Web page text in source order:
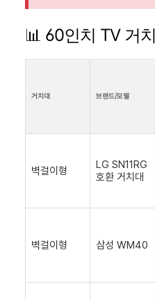
📊 60인치 TV 거
거치대 브랜드/모델
벽걸이형
LG SN11RG
호환 거치대
벽걸이형 삼성 WM40